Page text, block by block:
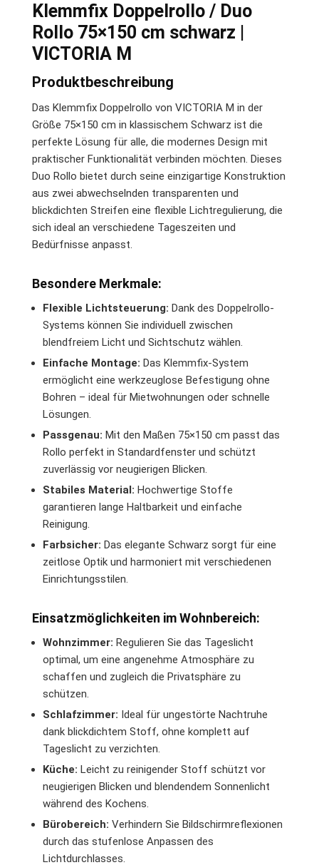
Klemmfix Doppelrollo / Duo
Rollo 75×150 cm schwarz |
VICTORIA M
Produktbeschreibung
Das Klemmfix Doppelrollo von VICTORIA M in der
Größe 75×150 cm in klassischem Schwarz ist die
perfekte Lösung für alle, die modernes Design mit
praktischer Funktionalität verbinden möchten. Dieses
Duo Rollo bietet durch seine einzigartige Konstruktion
aus zwei abwechselnden transparenten und
blickdichten Streifen eine flexible Lichtregulierung, die
sich ideal an verschiedene Tageszeiten und
Bedürfnisse anpasst.
Besondere Merkmale:
Flexible Lichtsteuerung: Dank des Doppelrollo-
Systems können Sie individuell zwischen
blendfreiem Licht und Sichtschutz wählen.
Einfache Montage: Das Klemmfix-System
ermöglicht eine werkzeuglose Befestigung ohne
Bohren – ideal für Mietwohnungen oder schnelle
Lösungen.
Passgenau: Mit den Maßen 75×150 cm passt das
Rollo perfekt in Standardfenster und schützt
zuverlässig vor neugierigen Blicken.
Stabiles Material: Hochwertige Stoffe
garantieren lange Haltbarkeit und einfache
Reinigung.
Farbsicher: Das elegante Schwarz sorgt für eine
zeitlose Optik und harmoniert mit verschiedenen
Einrichtungsstilen.
Einsatzmöglichkeiten im Wohnbereich:
Wohnzimmer: Regulieren Sie das Tageslicht
optimal, um eine angenehme Atmosphäre zu
schaffen und zugleich die Privatsphäre zu
schützen.
Schlafzimmer: Ideal für ungestörte Nachtruhe
dank blickdichtem Stoff, ohne komplett auf
Tageslicht zu verzichten.
Küche: Leicht zu reinigender Stoff schützt vor
neugierigen Blicken und blendendem Sonnenlicht
während des Kochens.
Bürobereich: Verhindern Sie Bildschirmreflexionen
durch das stufenlose Anpassen des
Lichtdurchlasses.